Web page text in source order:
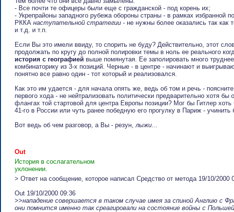
- Все почти те офицеры были еще с гражданской - под корень их;
- Укрепрайоны западного рубежа обороны страны - в рамках избранной
РККА наступательной стратегии - не нужны более оказались так как
и т.д. и т.п.
Если Вы это имели ввиду, то спорить не буду? Действительно, этот
продолжать по кругу до полной полировки темы в ноль ее реального
история с географией выше помянутая. Ее заполировать много
комбинаторику из 3-х позиций. Черные - в центре - начинают и
понятно все равно один - тот который и реализовался.
Как это им удается - для начала опять же, ведь об том и речь -
первого хода - не нейтрализовать политически предварительно хотя
флангах той стартовой для центра Европы позиции? Мог бы Гитлер
41-го в России или чуть ранее победную его прогулку в Париж - учинить
Вот ведь об чем разговор, а Вы - резун, лыжи
Out
История в сослагательном
уклонении.
> Ответ на сообщение, которое написал Cpeдcтвo oт мeтoдa 19/10/2000
Out 19/10/2000 09:36
>>нападение совершается в таком случае имея за спиной Англию с
они помнится именно так среагировали на состояние войны с Польшей